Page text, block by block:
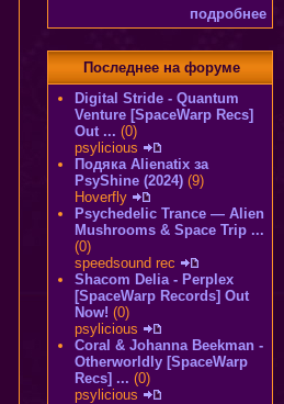
подробнее
Последнее на форуме
Digital Stride - Quantum
Venture [SpaceWarp Recs]
Out ... (0)
psylicious
Подяка Alienatix за
PsyShine (2024) (9)
Hoverfly
Psychedelic Trance — Alien
Mushrooms & Space Trip ...
(0)
speedsound rec
Shacom Delia - Perplex
[SpaceWarp Records] Out
Now! (0)
psylicious
Coral & Johanna Beekman -
Otherworldly [SpaceWarp
Recs] ... (0)
psylicious